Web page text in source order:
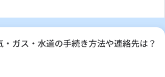
・ガス・水道の手続き方法や連絡先は？